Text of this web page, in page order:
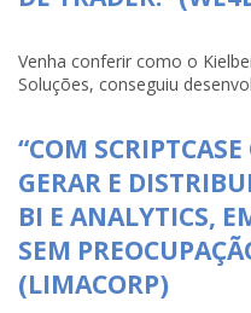
Venha conferir como o
Soluções, conseguiu
“COM
GERAR E
BI E ANALYTICS,
SEM
(LIMACORP)